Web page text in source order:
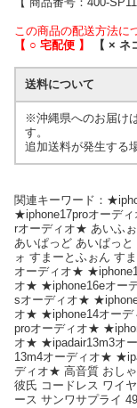
この商品の配送方法に
【 ○ 宅配便 】
【 × ネ
送料について
※沖縄県へのお届け
す。
追加送料が発生する
関連キーワード：
★iphone17proオーデ
rオーディオ★ あいふ
あいぱっど あいぱっ
ォ すまーとふぉん す
オーディオ★
オ★ ★iphone16eオー
sオーディオ★
オ★ ★iphone14オー
proオーディオ★
オ★ ★ipadair13m3オ
13m4オーディオ★
ディオ★ 高音質 おし
彼氏 コードレス ワイ
ース サンワサプライ